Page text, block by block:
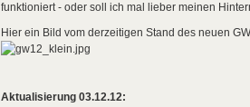
funktioniert - oder soll ich mal lieber meinen
Hier ein Bild vom derzeitigen Stand des neuen
Aktualisierung 03.12.12: